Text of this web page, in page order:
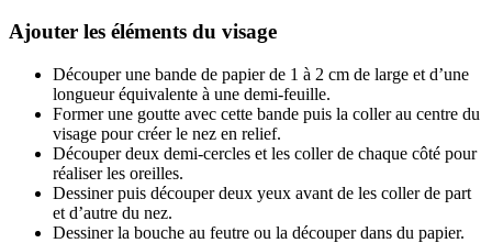
Ajouter les éléments du visage
Découper une bande de papier de 1 à 2 cm de large et d’une
longueur équivalente à une demi-feuille.
Former une goutte avec cette bande puis la coller au centre du
visage pour créer le nez en relief.
Découper deux demi-cercles et les coller de chaque côté pour
réaliser les oreilles.
Dessiner puis découper deux yeux avant de les coller de part
et d’autre du nez.
Dessiner la bouche au feutre ou la découper dans du papier.